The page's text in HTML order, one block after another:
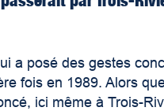
a posé des gestes
fois en 1989. Alors
ici même à Trois-